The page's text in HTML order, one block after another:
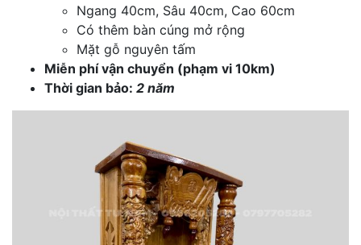
Ngang 40cm, Sâu 40cm, Cao 60cm
Có thêm bàn cúng mở rộng
Mặt gỗ nguyên tấm
Miễn phí vận chuyển (phạm vi 10km)
Thời gian bảo: 2 năm